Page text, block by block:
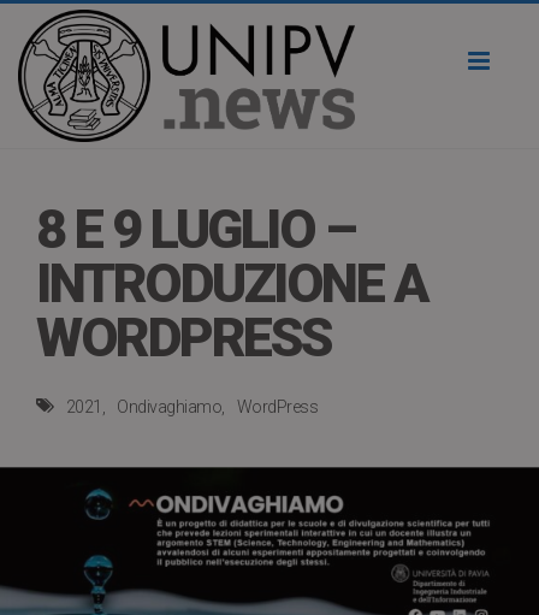
8 E 9 LUGLIO –
INTRODUZIONE A
WORDPRESS
2021 Ondivaghiamo WordPress